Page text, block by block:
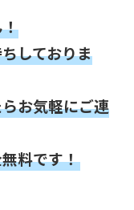
しておりま
お気軽にご連
料です！